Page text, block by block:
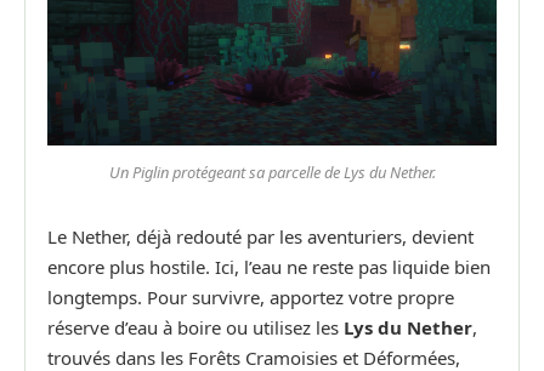
Un Piglin protégeant sa parcelle de Lys du Nether.
Le Nether, déjà redouté par les aventuriers, devient
encore plus hostile. Ici, l’eau ne reste pas liquide bien
longtemps. Pour survivre, apportez votre propre
réserve d’eau à boire ou utilisez les Lys du Nether,
trouvés dans les Forêts Cramoisies et Déformées,